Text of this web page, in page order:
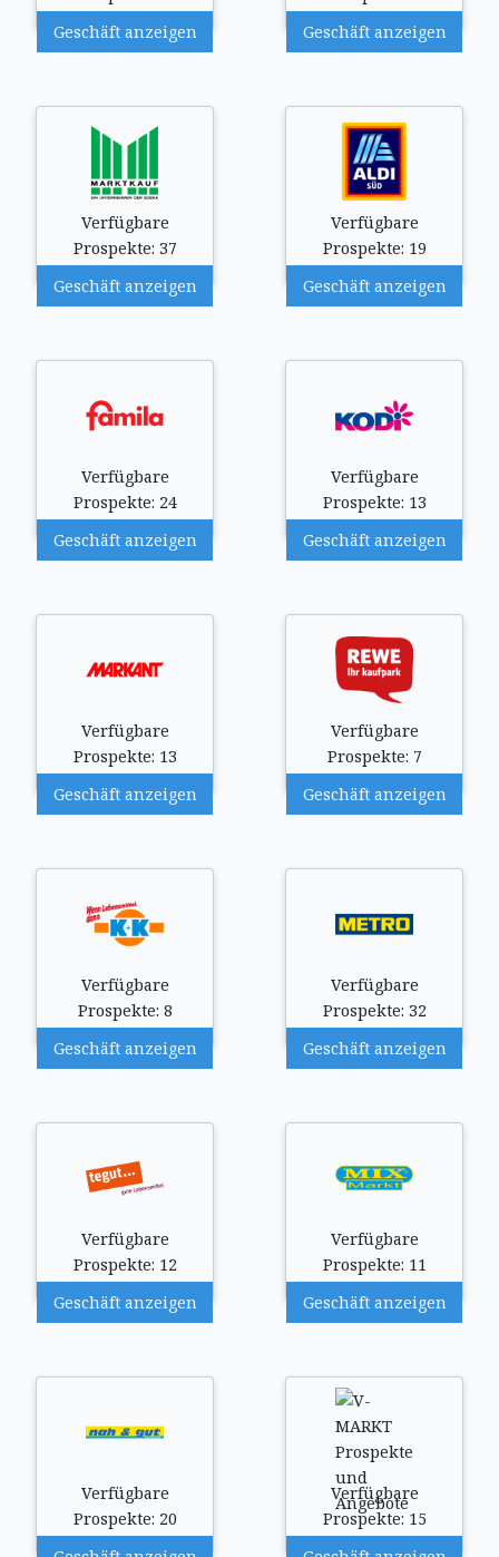
Geschäft anzeigen
Geschäft anzeigen
Verfügbare
Prospekte: 37
Geschäft anzeigen
Verfügbare
Prospekte: 19
Geschäft anzeigen
Verfügbare
Prospekte: 24
Geschäft anzeigen
Verfügbare
Prospekte: 13
Geschäft anzeigen
Verfügbare
Prospekte: 13
Geschäft anzeigen
Verfügbare
Prospekte: 7
Geschäft anzeigen
Verfügbare
Prospekte: 8
Geschäft anzeigen
Verfügbare
Prospekte: 32
Geschäft anzeigen
Verfügbare
Prospekte: 12
Geschäft anzeigen
Verfügbare
Prospekte: 11
Geschäft anzeigen
Verfügbare
Prospekte: 20
Verfügbare
Prospekte: 15